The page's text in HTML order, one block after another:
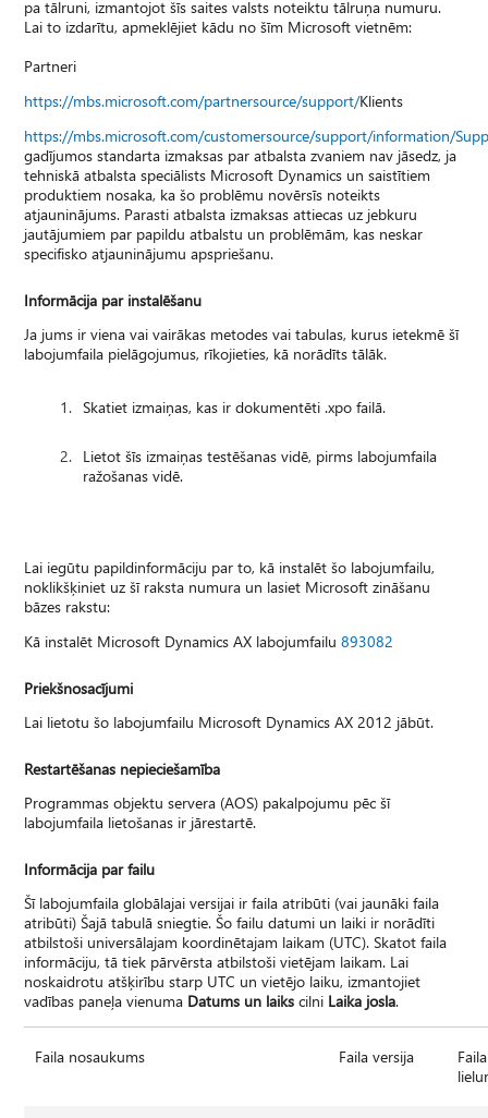
pa tālruni, izmantojot šīs saites valsts noteiktu tālruņa numuru.
Lai to izdarītu, apmeklējiet kādu no šīm Microsoft vietnēm:
Partneri
https://mbs.microsoft.com/partnersource/support/Klients
https://mbs.microsoft.com/customersource/support/information/
gadījumos standarta izmaksas par atbalsta zvaniem nav jāsedz, ja
tehniskā atbalsta speciālists Microsoft Dynamics un saistītiem
produktiem nosaka, ka šo problēmu novērsīs noteikts
atjauninājums. Parasti atbalsta izmaksas attiecas uz jebkuru
jautājumiem par papildu atbalstu un problēmām, kas neskar
specifisko atjauninājumu apspriešanu.
Informācija par instalēšanu
Ja jums ir viena vai vairākas metodes vai tabulas, kurus ietekmē šī
labojumfaila pielāgojumus, rīkojieties, kā norādīts tālāk.
Skatiet izmaiņas, kas ir dokumentēti .xpo failā.
Lietot šīs izmaiņas testēšanas vidē, pirms labojumfaila
ražošanas vidē.
Lai iegūtu papildinformāciju par to, kā instalēt šo labojumfailu,
noklikšķiniet uz šī raksta numura un lasiet Microsoft zināšanu
bāzes rakstu:
Kā instalēt Microsoft Dynamics AX labojumfailu893082
Priekšnosacījumi
Lai lietotu šo labojumfailu Microsoft Dynamics AX 2012 jābūt.
Restartēšanas nepieciešamība
Programmas objektu servera (AOS) pakalpojumu pēc šī
labojumfaila lietošanas ir jārestartē.
Informācija par failu
Šī labojumfaila globālajai versijai ir faila atribūti (vai jaunāki faila
atribūti) Šajā tabulā sniegtie. Šo failu datumi un laiki ir norādīti
atbilstoši universālajam koordinētajam laikam (UTC). Skatot faila
informāciju, tā tiek pārvērsta atbilstoši vietējam laikam. Lai
noskaidrotu atšķirību starp UTC un vietējo laiku, izmantojiet
vadības paneļa vienuma Datums un laiks cilni Laika josla.
Faila nosaukums Faila versija
Faila